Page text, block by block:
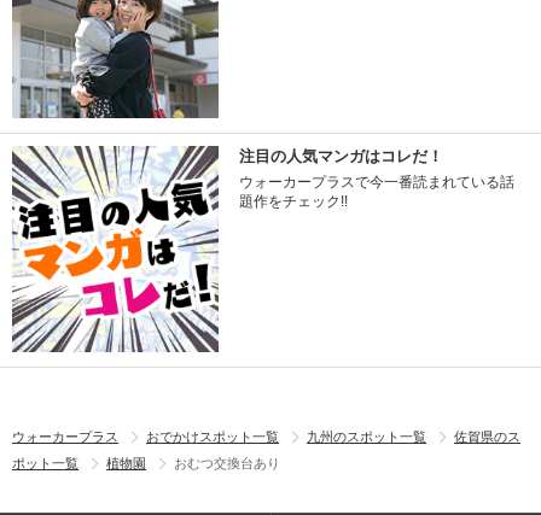
注目の人気マンガはコレだ！
ウォーカープラスで今一番読まれている話
題作をチェック!!
ウォーカープラス おでかけスポット一覧 九州のスポット一覧
佐賀県のス
ポット一覧
植物園 おむつ交換台あり